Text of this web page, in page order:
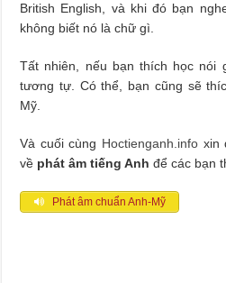
British English, và khi đó bạn
không biết nó là chữ gì.
Tất nhiên, nếu bạn thích học nói
tương tự. Có thể, bạn cũng sẽ
Mỹ.
Và cuối cùng Hoctienganh.info xin
về phát âm tiếng Anh để các bạn
Phát âm chuẩn Anh-Mỹ